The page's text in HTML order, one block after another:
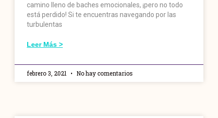
camino lleno de baches emocionales, ¡pero no todo
está perdido! Si te encuentras navegando por las
turbulentas
Leer Más >
febrero 3, 2021 No hay comentarios